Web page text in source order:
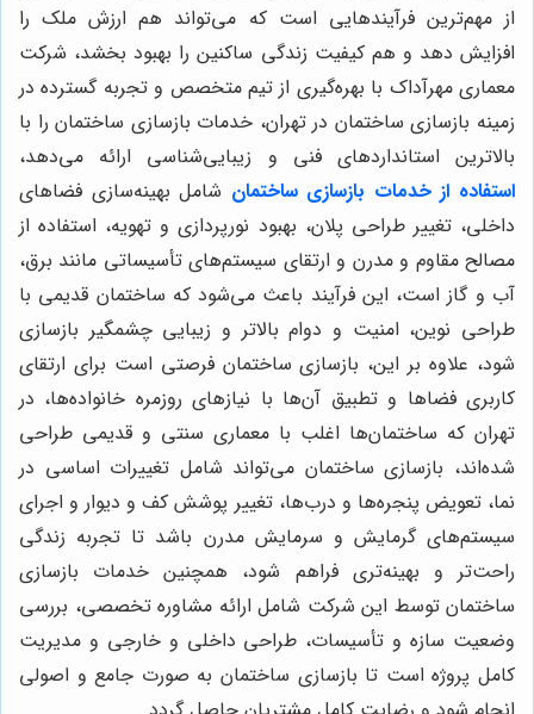
از مهم‌ترین فرآیندهایی است که می‌تواند هم ارزش ملک را
افزایش دهد و هم کیفیت زندگی ساکنین را بهبود بخشد، شرکت
معماری مهرآداک با بهره‌گیری از تیم متخصص و تجربه گسترده در
زمینه بازسازی ساختمان در تهران، خدمات بازسازی ساختمان را با
بالاترین استانداردهای فنی و زیبایی‌شناسی ارائه می‌دهد،
استفاده از خدمات بازسازی ساختمان شامل بهینه‌سازی فضاهای
داخلی، تغییر طراحی پلان، بهبود نورپردازی و تهویه، استفاده از
مصالح مقاوم و مدرن و ارتقای سیستم‌های تأسیساتی مانند برق،
آب و گاز است، این فرآیند باعث می‌شود که ساختمان قدیمی با
طراحی نوین، امنیت و دوام بالاتر و زیبایی چشمگیر بازسازی
شود، علاوه بر این، بازسازی ساختمان فرصتی است برای ارتقای
کاربری فضاها و تطبیق آن‌ها با نیازهای روزمره خانواده‌ها، در
تهران که ساختمان‌ها اغلب با معماری سنتی و قدیمی طراحی
شده‌اند، بازسازی ساختمان می‌تواند شامل تغییرات اساسی در
نما، تعویض پنجره‌ها و درب‌ها، تغییر پوشش کف و دیوار و اجرای
سیستم‌های گرمایش و سرمایش مدرن باشد تا تجربه زندگی
راحت‌تر و بهینه‌تری فراهم شود، همچنین خدمات بازسازی
ساختمان توسط این شرکت شامل ارائه مشاوره تخصصی، بررسی
وضعیت سازه و تأسیسات، طراحی داخلی و خارجی و مدیریت
کامل پروژه است تا بازسازی ساختمان به صورت جامع و اصولی